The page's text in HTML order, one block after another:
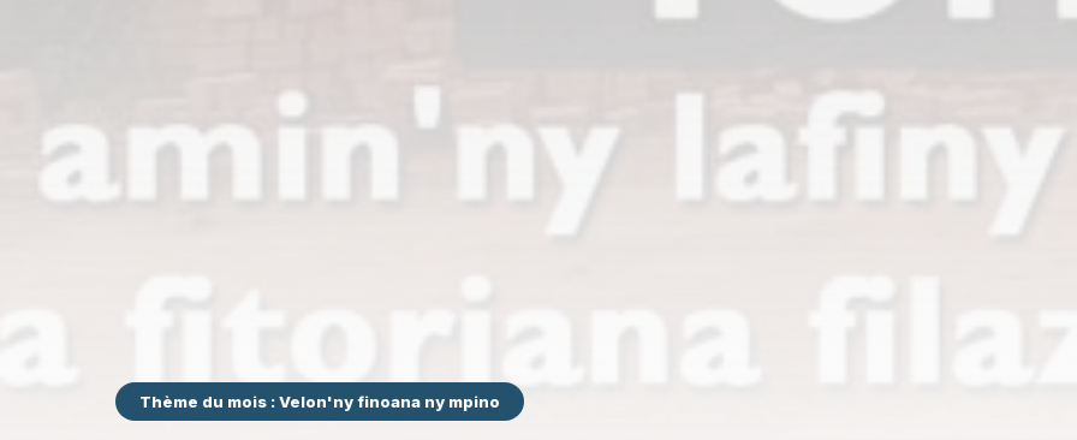
Thème du mois : Velon'ny finoana ny mpino